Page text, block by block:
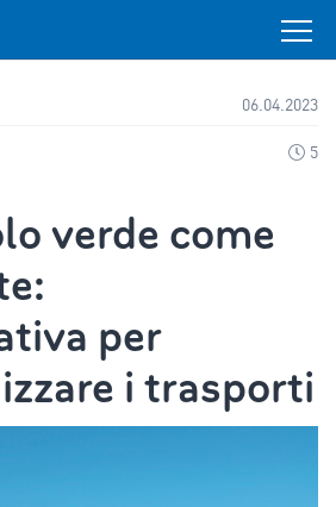
06.04.2023
5
verde come
per
i trasporti